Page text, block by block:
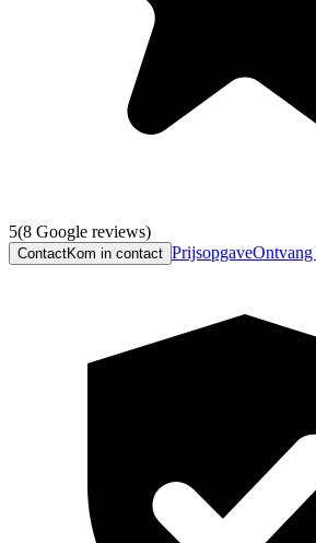
5(8 Google reviews)
ContactKom in contact Prijsopgave